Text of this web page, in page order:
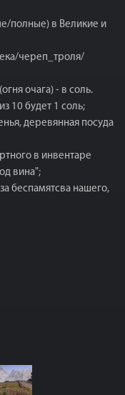
полные) в Великие и
череп_троля/
очага) - в соль.
10 будет 1 соль;
деревянная посуда
в инвентаре
вина";
беспамятсва нашего,